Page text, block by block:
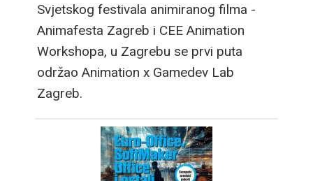
Svjetskog festivala animiranog filma -
Animafesta Zagreb i CEE Animation
Workshopa, u Zagrebu se prvi puta
održao Animation x Gamedev Lab
Zagreb.